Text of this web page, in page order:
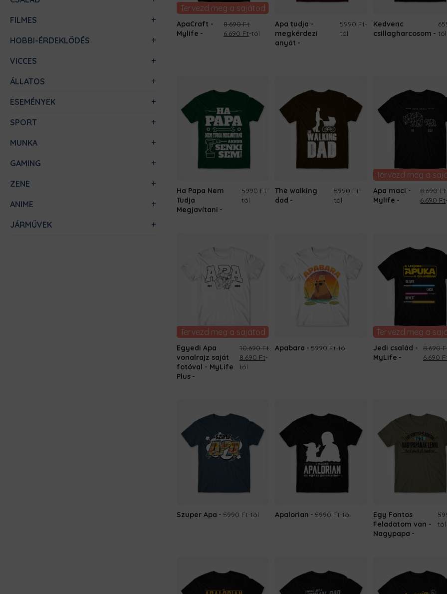
FILMES
HOBBI-ÉRDEKLŐDÉS
VICCES
ÁLLATOS
ESEMÉNYEK
SPORT
MUNKA
GAMING
ZENE
ANIME
JÁRMŰVEK
Tervezd meg a sajátod
ApaCraft -
Mylife
8.690Ft
Original
6.690 FtCurrent
-tól
Apa tudja -
megkérdezi
anyát
5990 Ft-
tól
Kedvenc
csillagharcosom
tól
Ha Papa Nem
Tudja
Megjavítani
5990 Ft-
tól
The walking
dad
5990 Ft-
tól
Tervezd meg a
Apa maci -
Mylife
8.690Ft
Original
6.690 Ft
Tervezd meg a sajátod
Egyedi Apa
vonalrajz saját
fotóval - MyLife
Plus
10.690Ft
Original
price
8.690 FtCurrent
-
tól
Apabara 5990 Ft-tól
Tervezd meg a
Jedi család -
MyLife
8.690
6.690
Szuper Apa 5990 Ft-tól Apalorian 5990 Ft-tól
Egy Fontos
Feladatom van -
Nagypapa
tól